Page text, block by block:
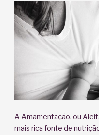
A Amamentação, ou
mais rica fonte de